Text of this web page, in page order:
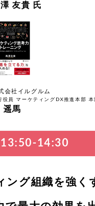
友貴 氏
会社イルグルム
役員 マーケティングDX推進本部 本
遥馬
13:50-14:30
ング組織を強く